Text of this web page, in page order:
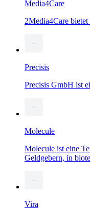
Media4Care
2Media4Care
Precisis
Precisis GmbH ist
Molecule
Molecule ist eine
Geldgebern, in
Vira